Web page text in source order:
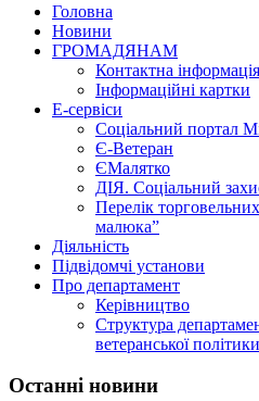
Головна
Новини
ГРОМАДЯНАМ
Контактна інформація
Інформаційні картки
Е-сервіси
Соціальний портал
Є-Ветеран
ЄМалятко
ДІЯ. Соціальний
Перелік
малюка”
Діяльність
Підвідомчі установи
Про департамент
Керівництво
Структура
ветеранської політики
Останні новини